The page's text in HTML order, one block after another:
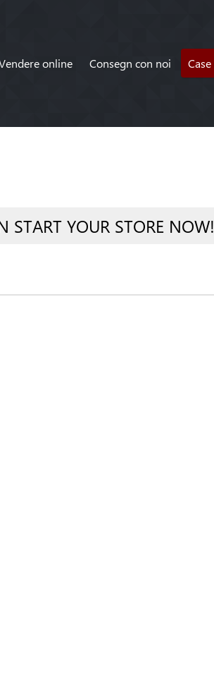
online Consegn con noi
START YOUR STORE NOW!